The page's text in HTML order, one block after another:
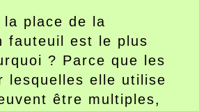
place de la
fauteuil est le plus
? Parce que les
lesquelles elle utilise
être multiples,